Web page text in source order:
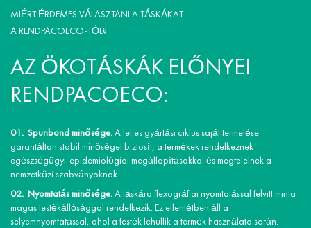
MIÉRT ÉRDEMES VÁLASZTANI A TÁSKÁKAT
A RENDPACOECO-TÓL?
AZ ÖKOTÁSKÁK ELŐNYEI
RENDPACOECO:
Spunbond minősége.A teljes gyártási ciklus saját termelése
garantáltan stabil minőséget biztosít, a termékek rendelkeznek
egészségügyi-epidemiológiai megállapításokkal és megfelelnek a
nemzetközi szabványoknak.
Nyomtatás minősége.A táskára flexográfiai nyomtatással felvitt minta
magas festékállósággal rendelkezik. Ez ellentétben áll a
selyemnyomtatással, ahol a festék lehullik a termék használata során.